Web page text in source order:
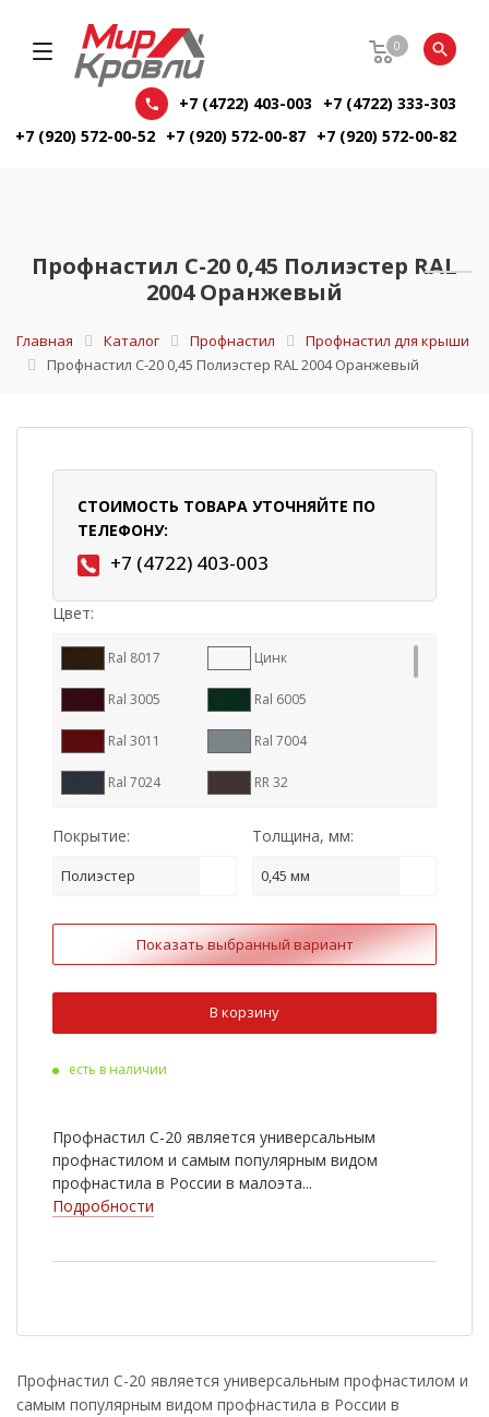
0
+7 (4722) 403-003
+7 (4722) 333-303
+7 (920) 572-00-52 +7 (920) 572-00-87 +7 (920) 572-00-82
Профнастил С-20 0,45 Полиэстер RAL
2004 Оранжевый
Главная Каталог Профнастил
Профнастил для крыши
Профнастил С-20 0,45 Полиэстер RAL 2004 Оранжевый
СТОИМОСТЬ ТОВАРА УТОЧНЯЙТЕ ПО
ТЕЛЕФОНУ:
+7 (4722) 403-003
Цвет:
Ral 8017 Цинк
Ral 3005 Ral 6005
Ral 3011 Ral 7004
Ral 7024 RR 32
RR 29 Ral 1015
Ral 3009 Ral 5005
Ral 9003 Ral 6020
Ral 8022
Ral 5002 Ral 5021
Ral 6002
Ral 9006 Golden Dub
Покрытие:
Полиэстер
Толщина, мм:
0,45 мм
Показать выбранный вариант
В корзину
есть в наличии
Профнастил С-20 является универсальным
профнастилом и самым популярным видом
профнастила в России в малоэта...
Подробности
Профнастил С-20 является универсальным профнастилом и
самым популярным видом профнастила в России в